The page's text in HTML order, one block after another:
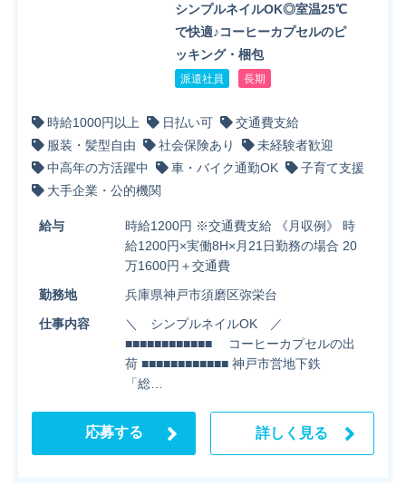
シンプルネイルOK◎室温25℃
で快適♪コーヒーカプセルのピ
ッキング・梱包
派遣社員 長期
時給1000円以上 日払い可
交通費支給
服装・髪型自由
社会保険あり
未経験者歓迎
中高年の方活躍中
車・バイク通勤OK
子育て支援
大手企業・公的機関
給与
時給1200円 ※交通費支給 《月収例》 時
給1200円×実働8H×月21日勤務の場合 20
万1600円＋交通費
勤務地
兵庫県神戸市須磨区弥栄台
仕事内容
＼ シンプルネイルOK ／
■■■■■■■■■■■■ コーヒーカプセルの出
荷 ■■■■■■■■■■■■ 神戸市営地下鉄
「総…
応募する 詳しく見る